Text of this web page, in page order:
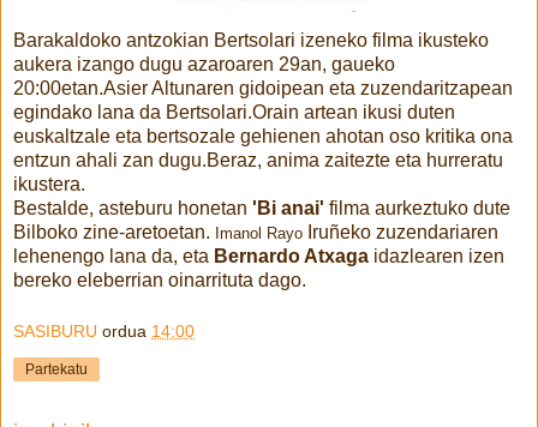
Barakaldoko antzokian Bertsolari izeneko filma ikusteko
aukera izango dugu azaroaren 29an, gaueko
20:00etan.Asier Altunaren gidoipean eta zuzendaritzapean
egindako lana da Bertsolari.Orain artean ikusi duten
euskaltzale eta bertsozale gehienen ahotan oso kritika ona
entzun ahali zan dugu.Beraz, anima zaitezte eta hurreratu
ikustera.
Bestalde, asteburu honetan 'Bi anai' filma aurkeztuko dute
Bilboko zine-aretoetan. Imanol Rayo Iruñeko zuzendariaren
lehenengo lana da, eta Bernardo Atxaga idazlearen izen
bereko eleberrian oinarrituta dago.
SASIBURU ordua 14:00
Partekatu